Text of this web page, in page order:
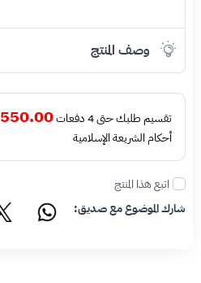
وصف المنتج
تقسيم طلبك حتى 4 دفعات 550.00
أحكام الشريعة الإسلامية
اتبع هذا المنتج
شارك الموضوع مع صديق: